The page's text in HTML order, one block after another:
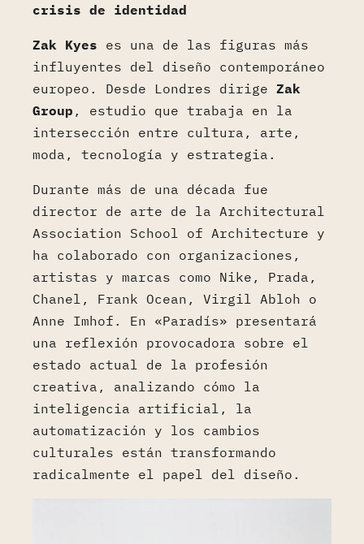
crisis de identidad
Zak Kyes es una de las figuras más
influyentes del diseño contemporáneo
europeo. Desde Londres dirige Zak
Group , estudio que trabaja en la
intersección entre cultura, arte,
moda, tecnología y estrategia.
Durante más de una década fue
director de arte de la Architectural
Association School of Architecture y
ha colaborado con organizaciones,
artistas y marcas como Nike, Prada,
Chanel, Frank Ocean, Virgil Abloh o
Anne Imhof. En «Paradís» presentará
una reflexión provocadora sobre el
estado actual de la profesión
creativa, analizando cómo la
inteligencia artificial, la
automatización y los cambios
culturales están transformando
radicalmente el papel del diseño.